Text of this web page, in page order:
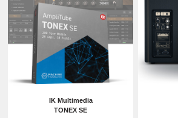
IK Multimedia
TONEX SE